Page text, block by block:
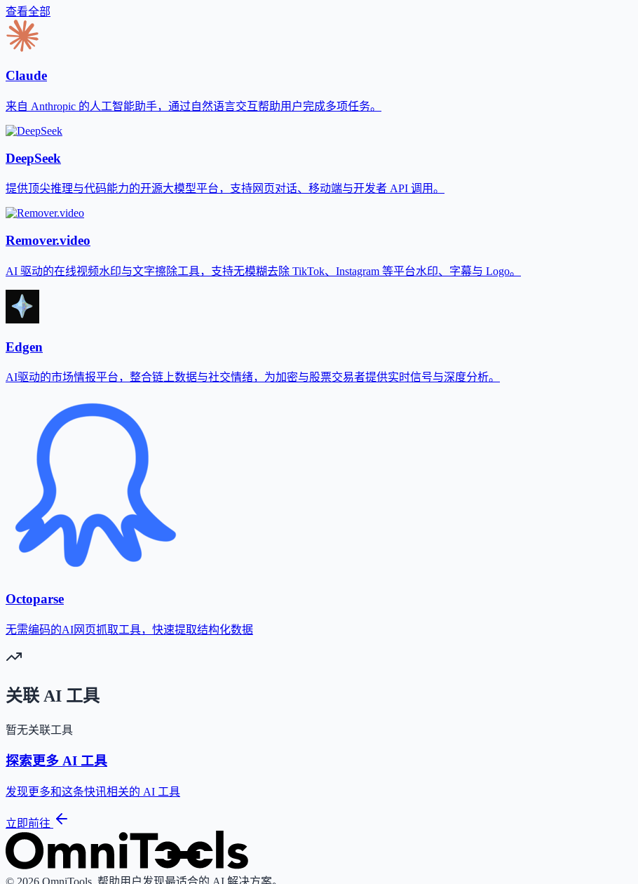
查看全部
Claude
来自 Anthropic 的人工智能助手，通过自然语言交互帮助用户完成多项任务。
DeepSeek
提供顶尖推理与代码能力的开源大模型平台，支持网页对话、移动端与开发者 API 调用。
Remover.video
AI 驱动的在线视频水印与文字擦除工具，支持无模糊去除 TikTok、Instagram 等平台水印、字幕与 Logo。
Edgen
AI驱动的市场情报平台，整合链上数据与社交情绪，为加密与股票交易者提供实时信号与深度分析。
Octoparse
无需编码的AI网页抓取工具，快速提取结构化数据
关联 AI 工具
暂无关联工具
探索更多 AI 工具
发现更多和这条快讯相关的 AI 工具
立即前往
© 2026 OmniTools. 帮助用户发现最适合的 AI 解决方案。